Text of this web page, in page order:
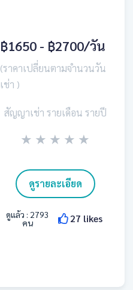
฿1650 - ฿2700/วัน
(ราคาเปลี่ยนตามจำนวนวัน
เช่า )
สัญญาเช่า รายเดือน รายปี
★ ★ ★ ★ ★
ดูรายละเอียด
ดูแล้ว : 2793
คน 27 likes